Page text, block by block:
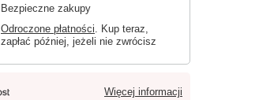
Bezpieczne zakupy
Odroczone płatności. Kup teraz,
zapłać później, jeżeli nie zwrócisz
Więcej informacji